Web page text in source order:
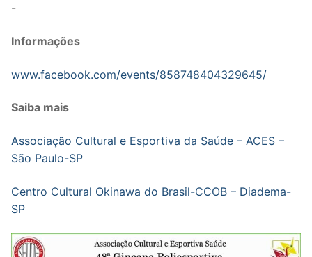
-
Informações
www.facebook.com/events/858748404329645/
Saiba mais
Associação Cultural e Esportiva da Saúde – ACES –
São Paulo-SP
Centro Cultural Okinawa do Brasil-CCOB – Diadema-
SP